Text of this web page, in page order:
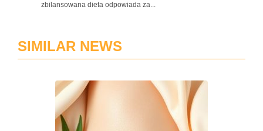
zbilansowana dieta odpowiada za...
SIMILAR NEWS